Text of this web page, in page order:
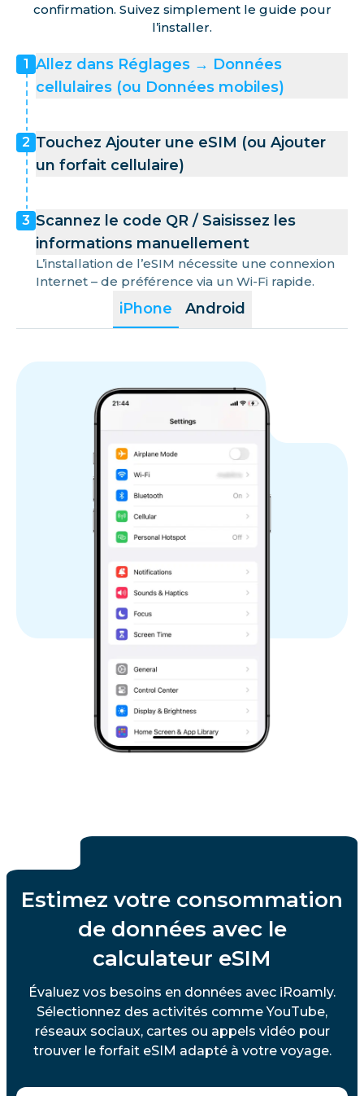
confirmation. Suivez simplement le guide pour
l’installer.
iPhone Android
1 Allez dans Réglages → Données
cellulaires (ou Données mobiles)
2 Touchez Ajouter une eSIM (ou Ajouter
un forfait cellulaire)
3 Scannez le code QR / Saisissez les
informations manuellement
L’installation de l’eSIM nécessite une connexion
Internet – de préférence via un Wi-Fi rapide.
Estimez votre consommation
de données avec le
calculateur eSIM
Évaluez vos besoins en données avec iRoamly.
Sélectionnez des activités comme YouTube,
réseaux sociaux, cartes ou appels vidéo pour
trouver le forfait eSIM adapté à votre voyage.